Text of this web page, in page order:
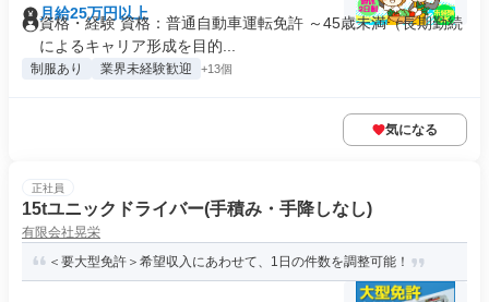
月給25万円以上
資格・経験 資格：普通自動車運転免許 ～45歳未満（長期勤続
によるキャリア形成を目的...
制服あり 業界未経験歓迎 +13個
気になる
正社員
15tユニックドライバー(手積み・手降しなし)
有限会社晃栄
＜要大型免許＞希望収入にあわせて、1日の件数を調整可能！